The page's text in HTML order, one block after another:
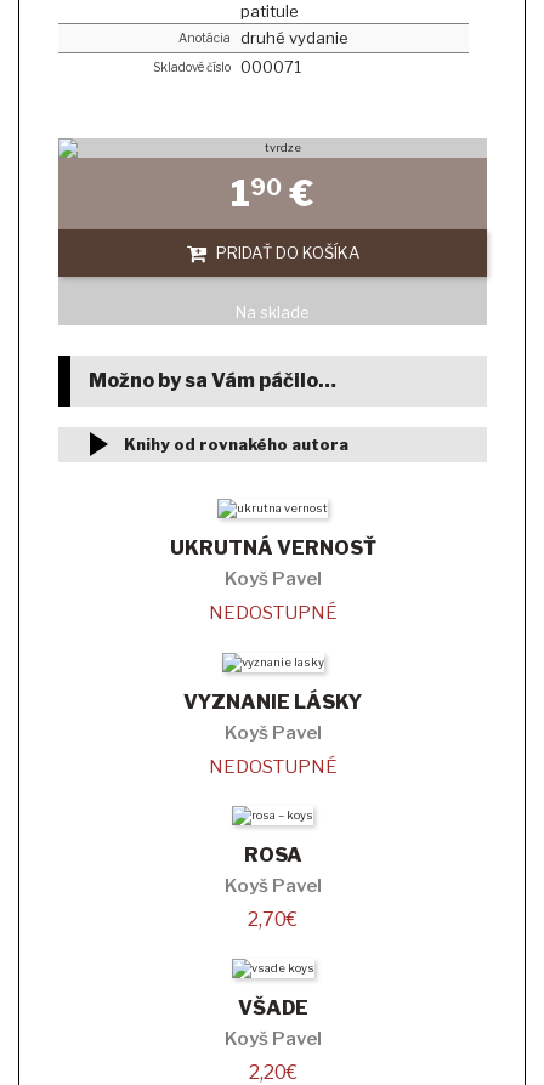
patitule
Anotácia druhé vydanie
Skladové číslo 000071
190 €
PRIDAŤ DO KOŠÍKA
Na sklade
Možno by sa Vám páčilo…
Knihy od rovnakého autora
UKRUTNÁ VERNOSŤ
Koyš Pavel
NEDOSTUPNÉ
VYZNANIE LÁSKY
Koyš Pavel
NEDOSTUPNÉ
ROSA
Koyš Pavel
2,70€
VŠADE
Koyš Pavel
2,20€